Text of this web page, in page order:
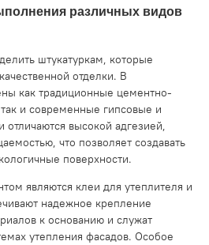
различных видов
штукатуркам, которые
отделки. В
как традиционные цементно-
и современные гипсовые и
высокой адгезией,
что позволяет создавать
поверхности.
являются клеи для утеплителя и
надежное крепление
к основанию и служат
утепления фасадов. Особое